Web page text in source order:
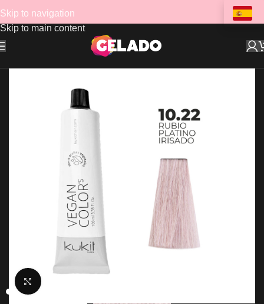
Skip to navigation
Skip to main content
Clic para ampliar